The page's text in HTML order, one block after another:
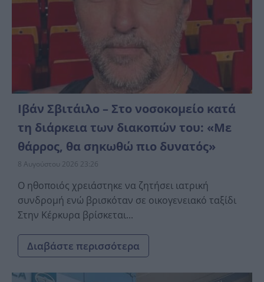
Ιβάν Σβιτάιλο – Στο νοσοκομείο κατά
τη διάρκεια των διακοπών του: «Με
θάρρος, θα σηκωθώ πιο δυνατός»
8 Αυγούστου 2026 23:26
Ο ηθοποιός χρειάστηκε να ζητήσει ιατρική
συνδρομή ενώ βρισκόταν σε οικογενειακό ταξίδι
Στην Κέρκυρα βρίσκεται...
Διαβάστε περισσότερα